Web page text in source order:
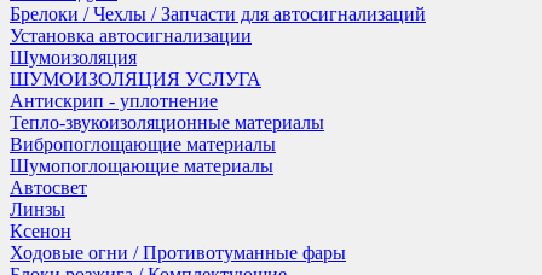
Брелоки / Чехлы / Запчасти для автосигнализаций
Установка автосигнализации
Шумоизоляция
ШУМОИЗОЛЯЦИЯ УСЛУГА
Антискрип - уплотнение
Тепло-звукоизоляционные материалы
Вибропоглощающие материалы
Шумопоглощающие материалы
Автосвет
Линзы
Ксенон
Ходовые огни / Противотуманные фары